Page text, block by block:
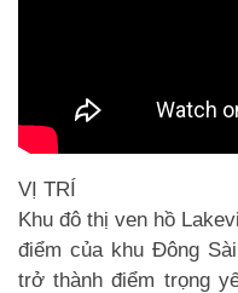
VỊ TRÍ
Khu đô thị ven hồ
điểm của khu Đông
trở thành điểm trọng